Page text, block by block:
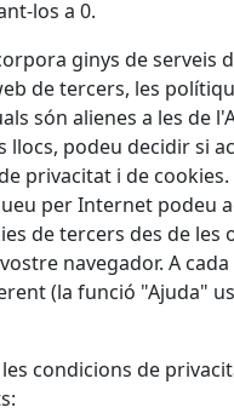
los a 0.
ginys de serveis
de tercers, les
són alienes a les de
llocs, podeu decidir si
privacitat i de
per Internet podeu
de tercers des de les
navegador. A cada
(la funció "Ajuda"
condicions de